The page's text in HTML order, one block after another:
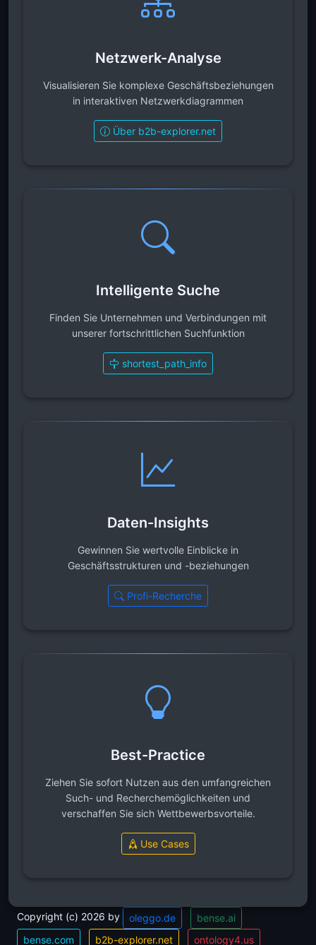
Netzwerk-Analyse
Visualisieren Sie komplexe Geschäftsbeziehungen
in interaktiven Netzwerkdiagrammen
Über b2b-explorer.net
Intelligente Suche
Finden Sie Unternehmen und Verbindungen mit
unserer fortschrittlichen Suchfunktion
shortest_path_info
Daten-Insights
Gewinnen Sie wertvolle Einblicke in
Geschäftsstrukturen und -beziehungen
Profi-Recherche
Best-Practice
Ziehen Sie sofort Nutzen aus den umfangreichen
Such- und Recherchemöglichkeiten und
verschaffen Sie sich Wettbewerbsvorteile.
Use Cases
Copyright (c) 2026 by oleggo.de
bense.ai
bense.com
b2b-explorer.net ontology4.us